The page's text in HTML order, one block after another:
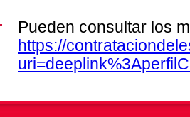
Pueden consultar los
https://